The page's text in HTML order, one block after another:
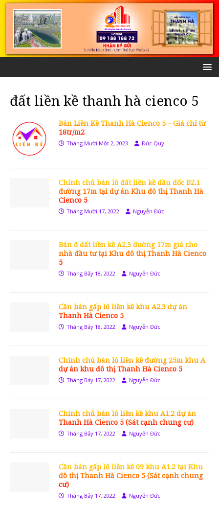
đất liền kề thanh hà cienco 5
Bán Liền Kề Thanh Hà Cienco 5 – Giá chỉ từ
18tr/m2
Tháng Mười Một 2, 2023 Đức Quý
Chính chủ bán lô đất liền kề đầu đốc B2.1
đường 17m tại dự án Khu đô thị Thanh Hà
Cienco 5
Tháng Mười 17, 2022 Nguyễn Đức
Bán ô đất liền kề A2.3 đường 17m giá cho
nhà đầu tư tại Khu đô thị Thanh Hà Cienco
5
Tháng Bảy 18, 2022 Nguyễn Đức
Cần bán gấp lô liền kề khu A2.3 dự án
Thanh Hà Cienco 5
Tháng Bảy 18, 2022 Nguyễn Đức
Chính chủ bán lô liền kề đường 25m khu A
dự án khu đô thị Thanh Hà Cienco 5
Tháng Bảy 17, 2022 Nguyễn Đức
Chính chủ bán lô liền kề khu A1.2 dự án
Thanh Hà Cienco 5 (Sát cạnh chung cư)
Tháng Bảy 17, 2022 Nguyễn Đức
Cần bán gấp lô liền kề 09 khu A1.2 tại Khu
đô thị Thanh Hà Cienco 5 (Sát cạnh chung
cư)
Tháng Bảy 17, 2022 Nguyễn Đức